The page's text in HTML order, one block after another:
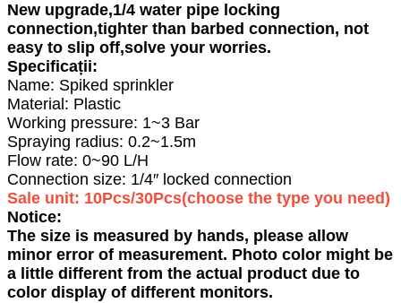
New upgrade,1/4 water pipe locking
connection,tighter than barbed connection, not
easy to slip off,solve your worries.
Specificații:
Name: Spiked sprinkler
Material: Plastic
Working pressure: 1~3 Bar
Spraying radius: 0.2~1.5m
Flow rate: 0~90 L/H
Connection size: 1/4″ locked connection
Sale unit: 10Pcs/30Pcs(choose the type you need)
Notice:
The size is measured by hands, please allow
minor error of measurement. Photo color might be
a little different from the actual product due to
color display of different monitors.